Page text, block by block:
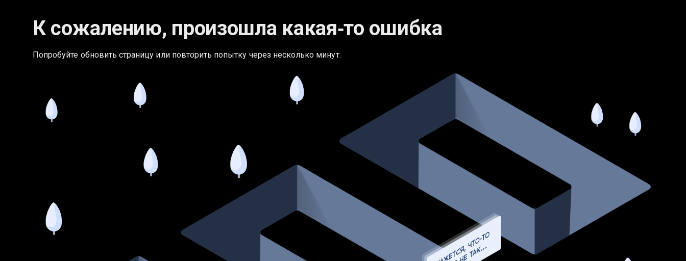
К сожалению, произошла какая‑то ошибка
Попробуйте обновить страницу или повторить попытку через несколько минут.